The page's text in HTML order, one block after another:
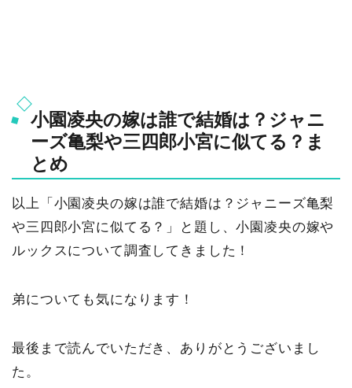
小園凌央の嫁は誰で結婚は？ジャニ
ーズ亀梨や三四郎小宮に似てる？ま
とめ
以上「小園凌央の嫁は誰で結婚は？ジャニーズ亀梨
や三四郎小宮に似てる？」と題し、小園凌央の嫁や
ルックスについて調査してきました！
弟についても気になります！
最後まで読んでいただき、ありがとうございまし
た。